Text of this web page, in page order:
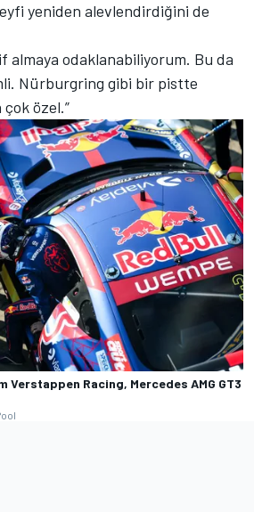
yeniden alevlendirdiğini de
almaya odaklanabiliyorum. Bu da
Nürburgring gibi bir pistte
özel.”
Verstappen Racing, Mercedes AMG GT3